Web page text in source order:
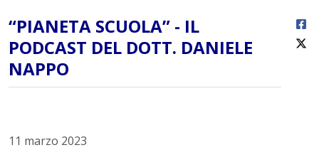
“PIANETA SCUOLA” - IL
PODCAST DEL DOTT. DANIELE
NAPPO
11 marzo 2023